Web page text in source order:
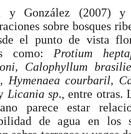
y González (2007)
sobre bosques
el punto de vista
como: Protium
Calophyllum
Hymenaea courbaril,
Licania sp., entre otras.
parece estar
de agua en los